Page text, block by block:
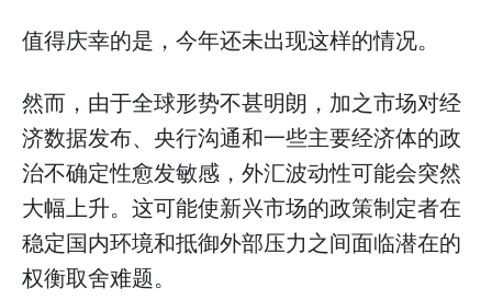
值得庆幸的是，今年还未出现这样的情况。
然而，由于全球形势不甚明朗，加之市场对经
济数据发布、央行沟通和一些主要经济体的政
治不确定性愈发敏感，外汇波动性可能会突然
大幅上升。这可能使新兴市场的政策制定者在
稳定国内环境和抵御外部压力之间面临潜在的
权衡取舍难题。